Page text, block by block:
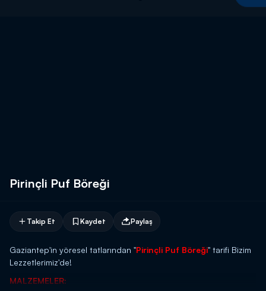
Pirinçli Puf Böreği
Takip Et Kaydet Paylaş
Gaziantep'in yöresel tatlarından "Pirinçli Puf Böreği" tarifi Bizim
Lezzetlerimiz'de!
MALZEMELER: